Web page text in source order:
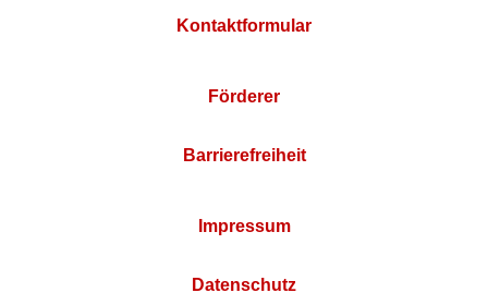
Kontaktformular
Förderer
Barrierefreiheit
Impressum
Datenschutz